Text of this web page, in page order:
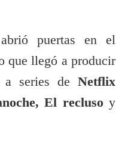
puertas en el
que llegó a producir
a series de Netflix
El reclusoy